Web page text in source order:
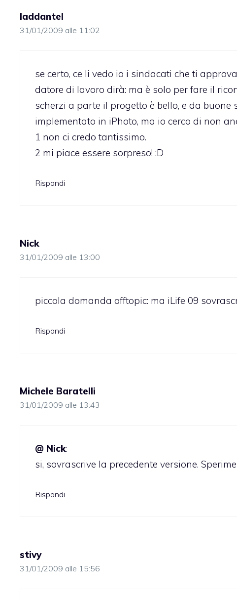
laddantel
31/01/2009 alle 11:02
se certo, ce li vedo io i sindacati che ti
datore di lavoro dirà: ma è solo per fare il
scherzi a parte il progetto è bello, e da
implementato in iPhoto, ma io cerco di non
1 non ci credo tantissimo.
2 mi piace essere sorpreso! :D
Rispondi
Nick
31/01/2009 alle 13:00
piccola domanda offtopic: ma iLife 09
Rispondi
Michele Baratelli
31/01/2009 alle 13:43
@ Nick:
si, sovrascrive la precedente versione.
Rispondi
stivy
31/01/2009 alle 15:56